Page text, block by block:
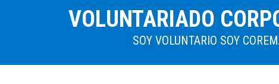
VOLUNTARIADO
SOY VOLUNTARIO SOY